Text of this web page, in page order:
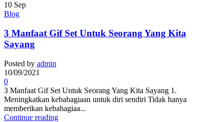
10 Sep
Blog
3 Manfaat Gif Set Untuk Seorang Yang Kita
Sayang
Posted by admin
10/09/2021
0
3 Manfaat Gif Set Untuk Seorang Yang Kita Sayang 1.
Meningkatkan kebahagiaan untuk diri sendiri Tidak hanya
memberikan kebahagiaa...
Continue reading